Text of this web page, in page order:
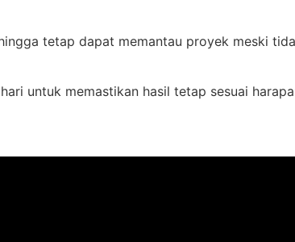
tetap dapat memantau proyek meski
untuk memastikan hasil tetap sesuai